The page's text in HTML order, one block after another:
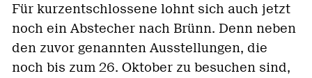
Für kurzentschlossene lohnt sich auch jetzt
noch ein Abstecher nach Brünn. Denn neben
den zuvor genannten Ausstellungen, die
noch bis zum 26. Oktober zu besuchen sind,